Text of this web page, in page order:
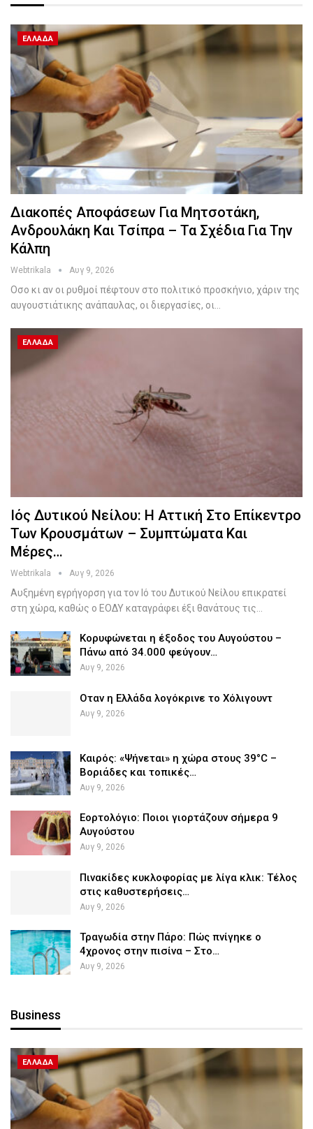
ΕΛΛΆΔΑ
Διακοπές Αποφάσεων Για Μητσοτάκη,
Ανδρουλάκη Και Τσίπρα – Τα Σχέδια Για Την
Κάλπη
Webtrikala Αυγ 9, 2026
Οσο κι αν οι ρυθμοί πέφτουν στο πολιτικό προσκήνιο, χάριν της
αυγουστιάτικης ανάπαυλας, οι διεργασίες, οι…
ΕΛΛΆΔΑ
Ιός Δυτικού Νείλου: Η Αττική Στο Επίκεντρο
Των Κρουσμάτων – Συμπτώματα Και
Μέρες…
Webtrikala Αυγ 9, 2026
Αυξημένη εγρήγορση για τον Ιό του Δυτικού Νείλου επικρατεί
στη χώρα, καθώς ο ΕΟΔΥ καταγράφει έξι θανάτους τις…
Κορυφώνεται η έξοδος του Αυγούστου –
Πάνω από 34.000 φεύγουν…
Αυγ 9, 2026
Οταν η Ελλάδα λογόκρινε το Χόλιγουντ
Αυγ 9, 2026
Καιρός: «Ψήνεται» η χώρα στους 39°C –
Βοριάδες και τοπικές…
Αυγ 9, 2026
Εορτολόγιο: Ποιοι γιορτάζουν σήμερα 9
Αυγούστου
Αυγ 9, 2026
Πινακίδες κυκλοφορίας με λίγα κλικ: Τέλος
στις καθυστερήσεις…
Αυγ 9, 2026
Τραγωδία στην Πάρο: Πώς πνίγηκε ο
4χρονος στην πισίνα – Στο…
Αυγ 9, 2026
Business
ΕΛΛΆΔΑ